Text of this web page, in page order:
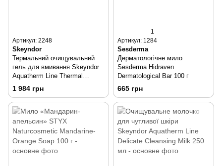
Артикул: 2248
Skeyndor
Термальний очищувальний
гель для вмивання Skeyndor
Aquatherm Line Thermal
Cleansing Gel 250 мл
1 984 грн
1
Артикул: 1284
Sesderma
Дерматологічне мило
Sesderma Hidraven
Dermatological Bar 100 г
665 грн